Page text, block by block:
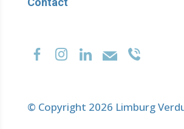
© Copyright 2026 Limburg